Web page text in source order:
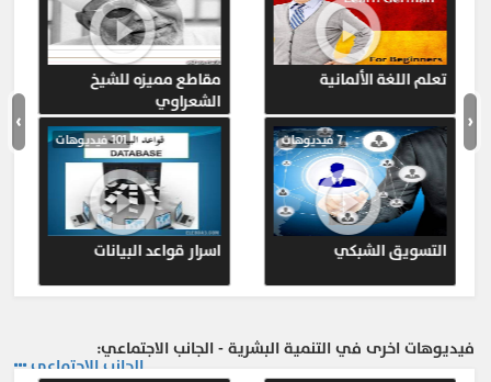
تعلم اللغة الألمانية
مقاطع مميزه للشيخ
الشعراوي
التسويق الشبكي
7 فيديوهات
اسرار قواعد البيانات
101 فيديوهات ‹
›
فيديوهات اخرى في التنمية البشرية - الجانب الاجتماعي:
الجانب الاجتماعي